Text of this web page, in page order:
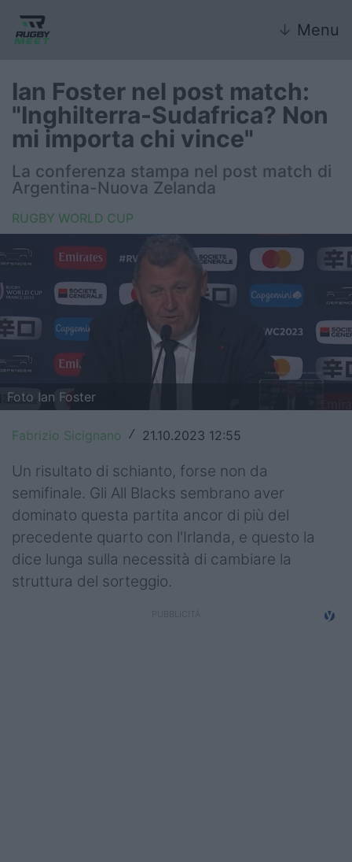
↓ Menu
Nazionale
Nazionali giovanili
Rugby Sevens
FIR
Internazionale
6 Nazioni
United Rugby Championship
Top14
Premiership
Champions Cup
Challenge Cup
World Rugby
Rugby World Cup
Super Rugby
Ian Foster nel post match:
"Inghilterra-Sudafrica? Non
mi importa chi vince"
La conferenza stampa nel post match di
Argentina-Nuova Zelanda
RUGBY WORLD CUP
Foto Ian Foster
Fabrizio Sicignano / 21.10.2023 12:55
Un risultato di schianto, forse non da
semifinale. Gli All Blacks sembrano aver
dominato questa partita ancor di più del
precedente quarto con l'Irlanda, e questo la
dice lunga sulla necessità di cambiare la
struttura del sorteggio.